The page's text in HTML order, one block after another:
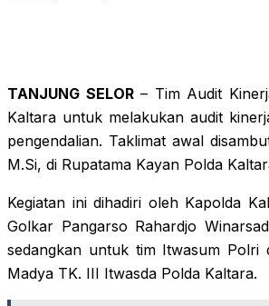
TANJUNG SELOR– Tim Audit
Kaltara untuk melakukan audit
pengendalian. Taklimat awal
M.Si, di Rupatama Kayan Polda
Kegiatan ini dihadiri oleh Kapolda
Golkar Pangarso Rahardjo
sedangkan untuk tim Itwasum
Madya TK. III Itwasda Polda Kaltara.